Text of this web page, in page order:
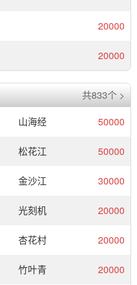
20000
20000
共833个 >
山海经 50000
松花江 50000
金沙江 30000
光刻机 20000
杏花村 20000
竹叶青 20000